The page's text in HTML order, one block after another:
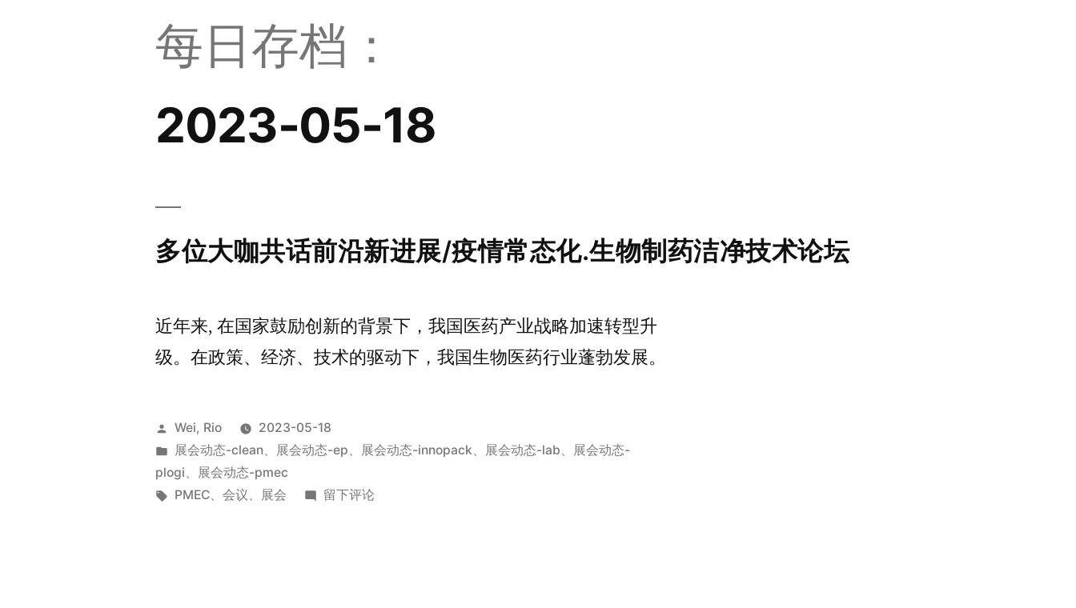
每日存档：
2023-05-18
多位大咖共话前沿新进展/疫情常态化.生物制药洁净技术论坛
近年来, 在国家鼓励创新的背景下，我国医药产业战略加速转型升
级。在政策、经济、技术的驱动下，我国生物医药行业蓬勃发展。
Wei, Rio
2023-05-18
展会动态-clean、 展会动态-ep、 展会动态-innopack、 展会动态-lab、 展会动态-
plogi、 展会动态-pmec
PMEC、会议 、 展会 留下评论